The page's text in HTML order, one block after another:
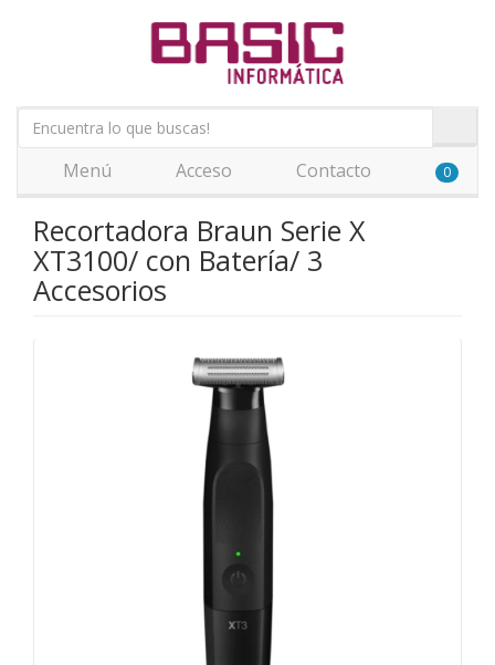
Menú Acceso Contacto 0
Recortadora Braun Serie X
XT3100/ con Batería/ 3
Accesorios